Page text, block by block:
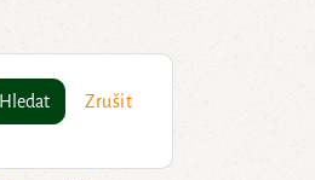
Hledat Zrušit